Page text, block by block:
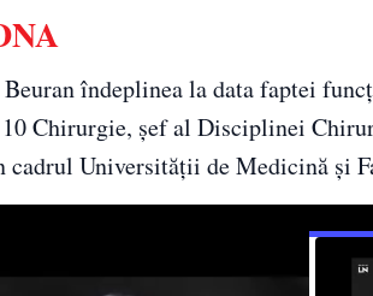
îndeplinea la data faptei
Chirurgie, şef al Disciplinei
Universităţii de Medicină şi